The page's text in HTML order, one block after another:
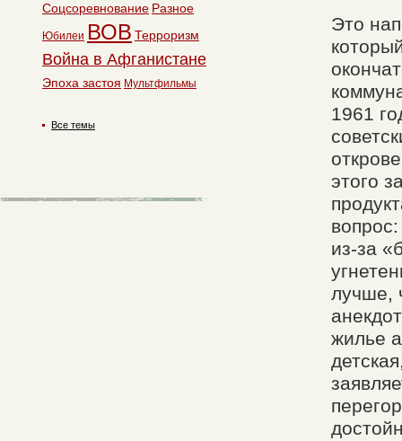
Это
1961
этого
из-за
лучше,
жилье
Соцсоревнование Разное
Юбилеи ВОВ Терроризм
Война в Афганистане
Эпоха застоя Мультфильмы
Все темы